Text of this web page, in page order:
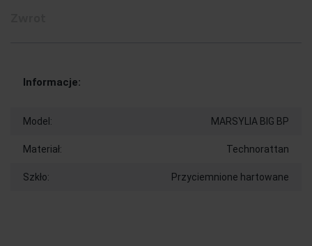
Informacje:
Model: MARSYLIA BIG BP
Materiał: Technorattan
Szkło: Przyciemnione hartowane